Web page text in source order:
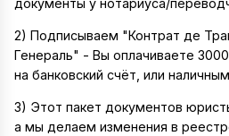
2) Подписываем "Контрат де
Генераль" - Вы оплачиваете
на банковский счёт, или
3) Этот пакет документов
а мы делаем изменения в